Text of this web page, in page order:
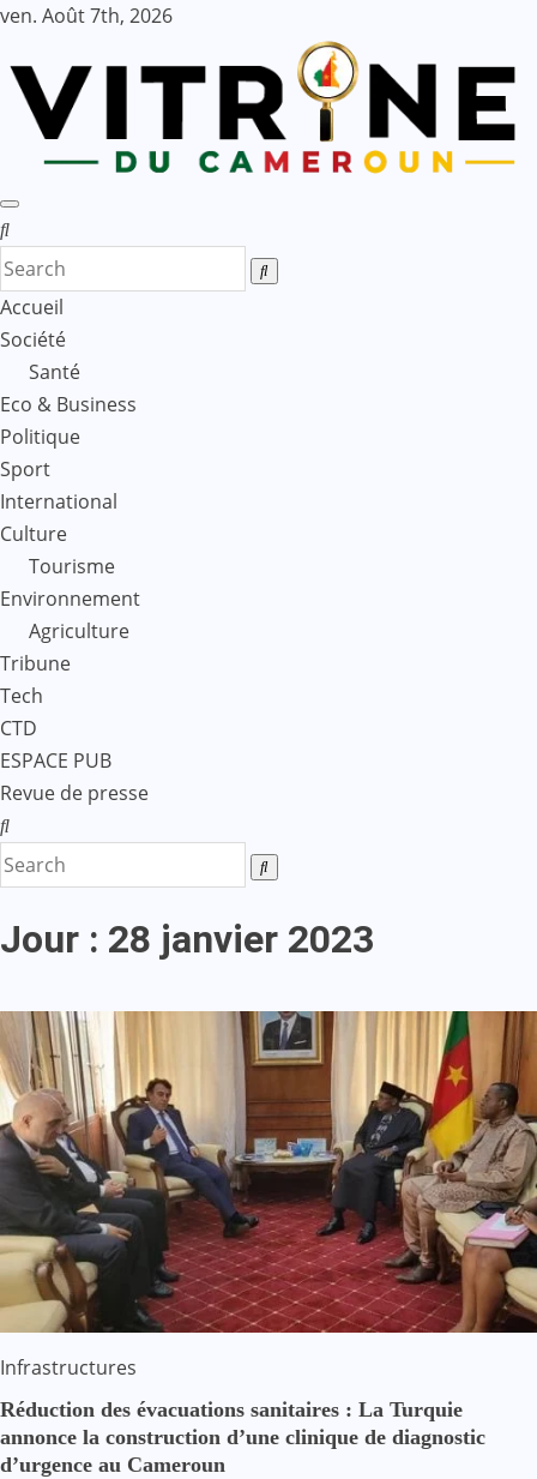
Skip
content
ven. Août 7th, 2026
Accueil
Société
Santé
Eco & Business
Politique
Sport
International
Culture
Tourisme
Environnement
Agriculture
Tribune
Tech
CTD
ESPACE PUB
Revue de presse
Jour : 28 janvier 2023
Infrastructures
Réduction des évacuations sanitaires : La Turquie
annonce la construction d’une clinique de diagnostic
d’urgence au Cameroun